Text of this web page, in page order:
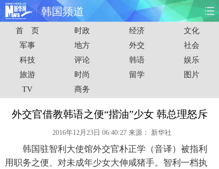
韩国频道
首页 时政 国际 财经
娱乐 体育 人事 教育
时尚 思客
港澳 台湾 华人 汽车
能源 房产
图片 视频 彩票 食品
首 页 时政 经济
文化
军事
地方 外交
社会
科技
评论 韩语
娱乐
旅游
时尚 留学
图片
TV
商务
外交官借教韩语之便“揩油”少女 韩总理怒斥
2016年12月23日 06:40:27 来源： 新华社
韩国驻智利大使馆外交官朴正学（音译）被指利
用职务之便、对未成年少女大伸咸猪手。智利一档执